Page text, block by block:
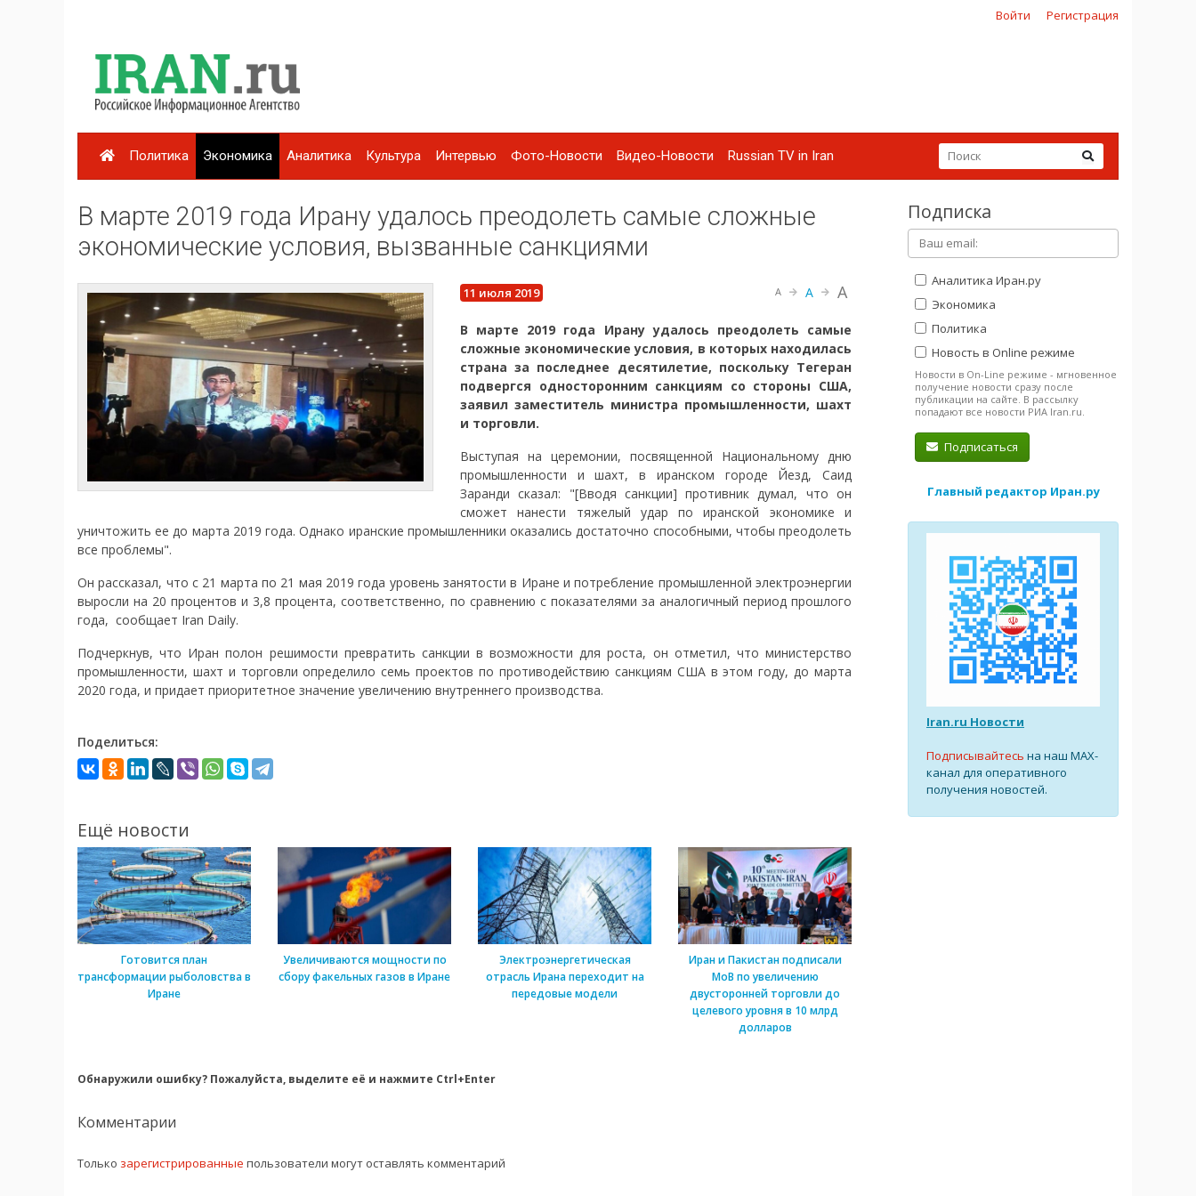
Войти Регистрация
Политика Экономика Аналитика Культура Интервью Фото-Новости Видео-Новости Russian TV in Iran
В марте 2019 года Ирану удалось преодолеть самые сложные
экономические условия, вызванные санкциями
11 июля 2019 A A A
В марте 2019 года Ирану удалось преодолеть самые
сложные экономические условия, в которых находилась
страна за последнее десятилетие, поскольку Тегеран
подвергся односторонним санкциям со стороны США,
заявил заместитель министра промышленности, шахт
и торговли.
Выступая на церемонии, посвященной Национальному дню
промышленности и шахт, в иранском городе Йезд, Саид
Заранди сказал: "[Вводя санкции] противник думал, что он
сможет нанести тяжелый удар по иранской экономике и
уничтожить ее до марта 2019 года. Однако иранские промышленники оказались достаточно способными, чтобы преодолеть
все проблемы".
Он рассказал, что с 21 марта по 21 мая 2019 года уровень занятости в Иране и потребление промышленной электроэнергии
выросли на 20 процентов и 3,8 процента, соответственно, по сравнению с показателями за аналогичный период прошлого
года, сообщает Iran Daily.
Подчеркнув, что Иран полон решимости превратить санкции в возможности для роста, он отметил, что министерство
промышленности, шахт и торговли определило семь проектов по противодействию санкциям США в этом году, до марта
2020 года, и придает приоритетное значение увеличению внутреннего производства.
Поделиться:
Ещё новости
Готовится план
трансформации рыболовства в
Иране
Увеличиваются мощности по
сбору факельных газов в Иране
Электроэнергетическая
отрасль Ирана переходит на
передовые модели
Иран и Пакистан подписали
МоВ по увеличению
двусторонней торговли до
целевого уровня в 10 млрд
долларов
Обнаружили ошибку? Пожалуйста, выделите её и нажмите Ctrl+Enter
Комментарии
Только зарегистрированные пользователи могут оставлять комментарий
Подписка
Аналитика Иран.ру
Экономика
Политика
Новость в Online режиме
Новости в On-Line режиме - мгновенное
получение новости сразу после
публикации на сайте. В рассылку
попадают все новости РИА Iran.ru.
Подписаться
Главный редактор Иран.ру
Iran.ru Новости
Подписывайтесь на наш MAX-
канал для оперативного
получения новостей.